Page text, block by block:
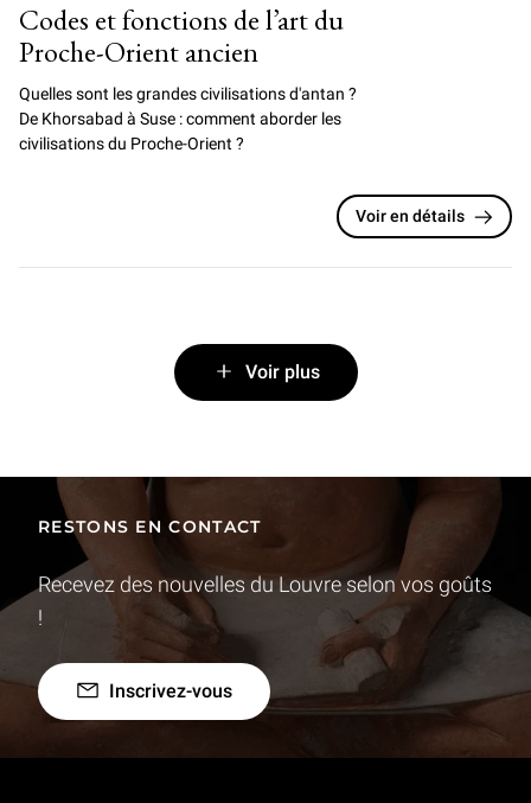
Codes et fonctions de l’art du
Proche-Orient ancien
Quelles sont les grandes civilisations d'antan ?
De Khorsabad à Suse : comment aborder les
civilisations du Proche-Orient ?
Voir en détails
Voir plus
RESTONS EN CONTACT
Recevez des nouvelles du Louvre selon vos goûts
!
Inscrivez-vous